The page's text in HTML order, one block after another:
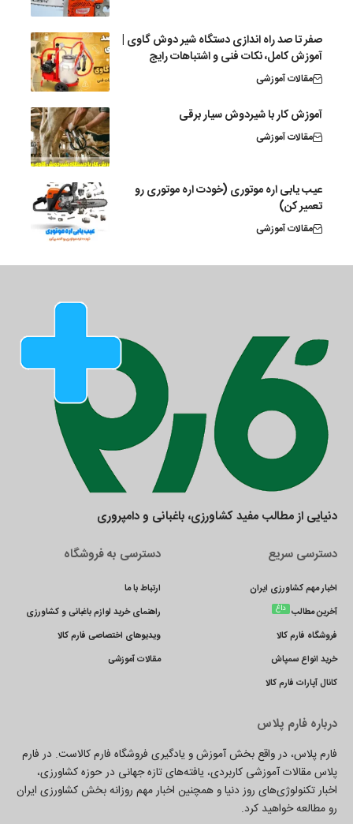
صفر تا صد راه اندازی دستگاه شیر دوش گاوی |
آموزش کامل، نکات فنی و اشتباهات رایج
مقالات آموزشی
آموزش کار با شیردوش سیار برقی
مقالات آموزشی
عیب یابی اره موتوری (خودت اره موتوری رو
تعمیر کن)
مقالات آموزشی
دنیایی از مطالب مفید کشاورزی، باغبانی و دامپروری
دسترسی سریع
اخبار مهم کشاورزی ایران
آخرین مطالب داغ
فروشگاه فارم کالا
خرید انواع سمپاش
کانال آپارات فارم کالا
دسترسی به فروشگاه
ارتباط با ما
راهنمای خرید لوازم باغبانی و کشاورزی
ویدیوهای اختصاصی فارم کالا
مقالات آموزشی
درباره فارم پلاس
فارم پلاس، در واقع بخش آموزش و یادگیری فروشگاه فارم کالاست. در فارم
پلاس مقالات آموزشی کاربردی، یافته‌های تازه جهانی در حوزه کشاورزی،
اخبار تکنولوژی‌های روز دنیا و همچنین اخبار مهم روزانه بخش کشاورزی ایران
رو مطالعه خواهید کرد.